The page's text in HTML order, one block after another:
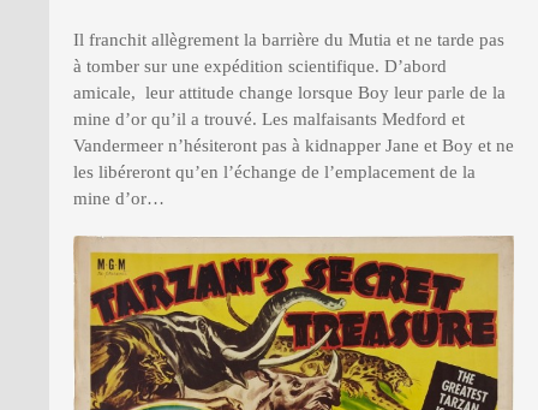
Il franchit allègrement la barrière du Mutia et ne tarde pas
à tomber sur une expédition scientifique. D’abord
amicale, leur attitude change lorsque Boy leur parle de la
mine d’or qu’il a trouvé. Les malfaisants Medford et
Vandermeer n’hésiteront pas à kidnapper Jane et Boy et ne
les libéreront qu’en l’échange de l’emplacement de la
mine d’or…